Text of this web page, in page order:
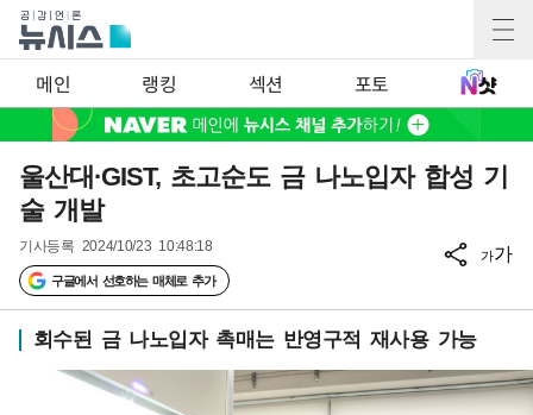
메인 랭킹 섹션 포토
울산대·GIST, 초고순도 금 나노입자 합성 기
술 개발
기사등록 2024/10/23 10:48:18
구글에서 선호하는 매체로 추가
가가
회수된 금 나노입자 촉매는 반영구적 재사용 가능